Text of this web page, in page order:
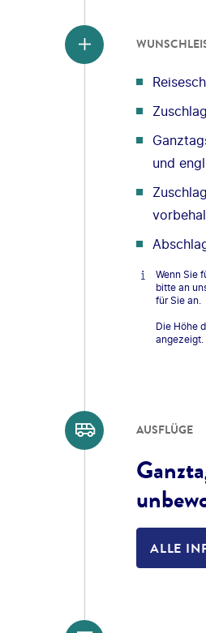
und
Wenn Sie
bitte an
für Sie an.
Die Höhe
angezeigt.
AUSFLÜGE
ALLE